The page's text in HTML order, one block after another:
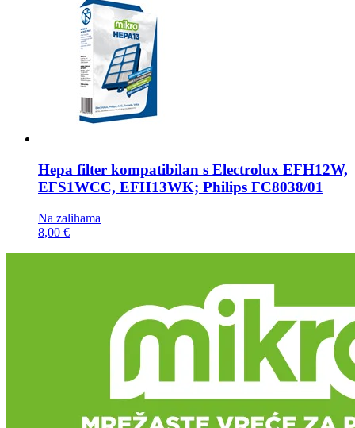
Hepa filter kompatibilan s Electrolux EFH12W,
EFS1WCC, EFH13WK; Philips FC8038/01
Na zalihama
8,00 €